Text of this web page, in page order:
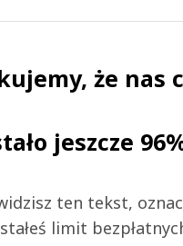
że nas
jeszcze
ten tekst,
limit